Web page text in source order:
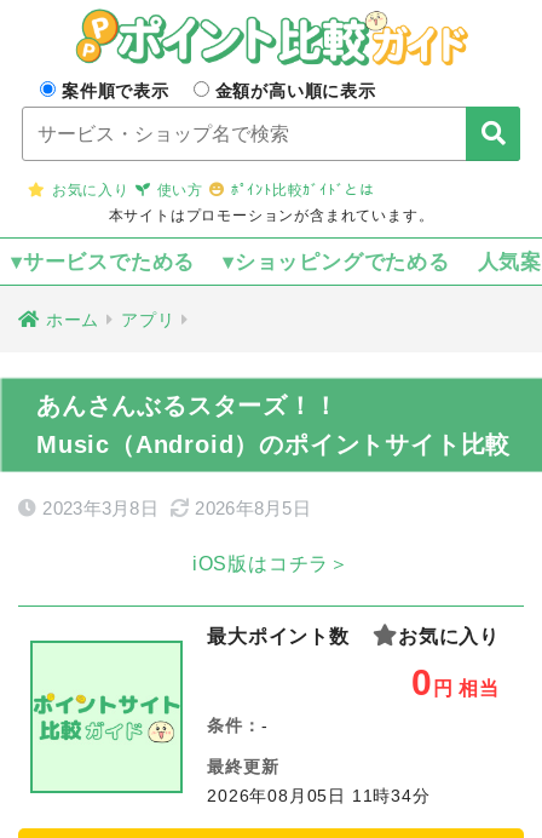
案件順で表示 金額が高い順に表示
お気に入り 使い方
ﾎﾟｲﾝﾄ比較ｶﾞｲﾄﾞとは
本サイトはプロモーションが含まれています。
▾サービスでためる ▾ショッピングでためる 人気
ホーム アプリ
あんさんぶるスターズ！！
Music（Android）のポイントサイト比較
2023年3月8日 2026年8月5日
iOS版はコチラ＞
最大ポイント数 お気に入り
0 円 相当
条件： -
最終更新
2026年08月05日 11時34分